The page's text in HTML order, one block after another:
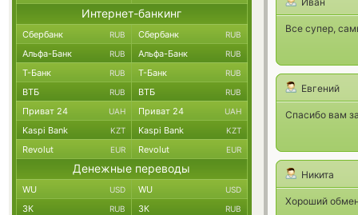
Все супер,
Евгений
Спасибо вам
Никита
Хороший
Интернет-банкинг
Сбербанк RUB Сбербанк RUB
Альфа-Банк RUB Альфа-Банк RUB
Т-Банк RUB Т-Банк RUB
ВТБ RUB ВТБ RUB
Приват 24 UAH Приват 24 UAH
Kaspi Bank KZT Kaspi Bank KZT
Revolut EUR Revolut EUR
Денежные переводы
WU USD WU USD
ЗК RUB ЗК RUB